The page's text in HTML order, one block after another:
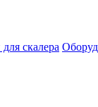
скалера